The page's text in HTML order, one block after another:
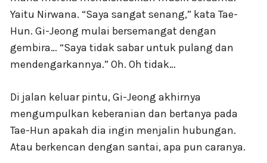
Yaitu Nirwana. “Saya sangat senang,” kata Tae-
Hun. Gi-Jeong mulai bersemangat dengan
gembira… “Saya tidak sabar untuk pulang dan
mendengarkannya.” Oh. Oh tidak…
Di jalan keluar pintu, Gi-Jeong akhirnya
mengumpulkan keberanian dan bertanya pada
Tae-Hun apakah dia ingin menjalin hubungan.
Atau berkencan dengan santai, apa pun caranya.